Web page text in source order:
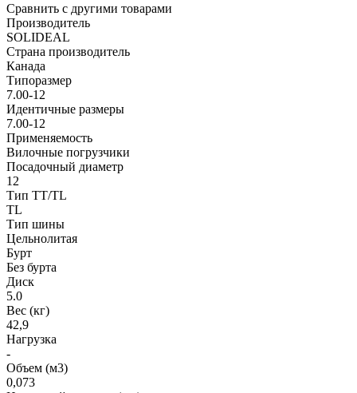
Сравнить с другими товарами
Производитель
SOLIDEAL
Страна производитель
Канада
Типоразмер
7.00-12
Идентичные размеры
7.00-12
Применяемость
Вилочные погрузчики
Посадочный диаметр
12
Тип TT/TL
TL
Тип шины
Цельнолитая
Бурт
Без бурта
Диск
5.0
Вес (кг)
42,9
Нагрузка
-
Объем (м3)
0,073